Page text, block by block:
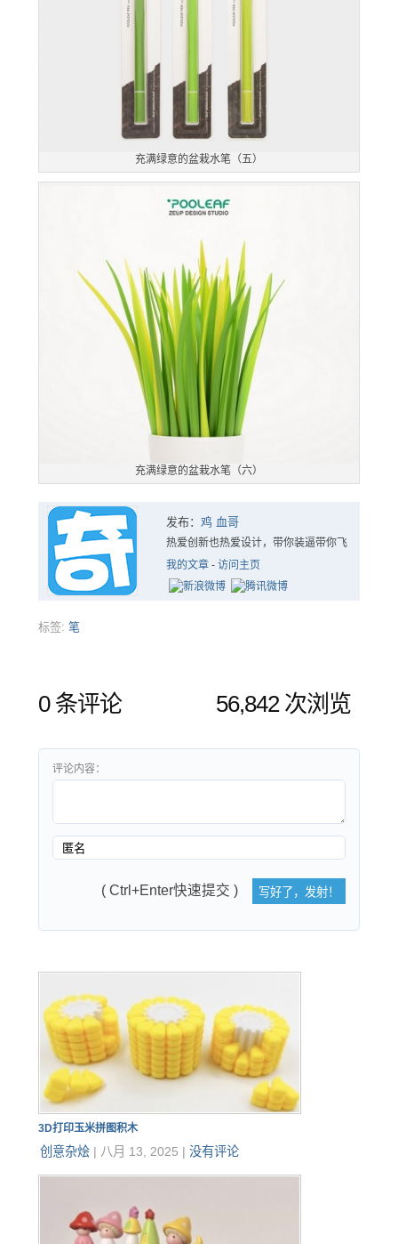
充满绿意的盆栽水笔（五）
充满绿意的盆栽水笔（六）
发布： 鸡 血哥
热爱创新也热爱设计，带你装逼带你飞
我的文章- 访问主页
标签: 笔
0 条评论 56,842 次浏览
评论内容：
( Ctrl+Enter快速提交 )
3D打印玉米拼图积木
创意杂烩| 八月 13, 2025 | 没有评论